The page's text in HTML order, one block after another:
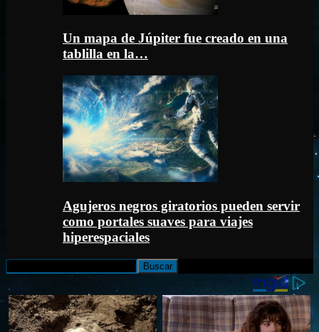
Un mapa de Júpiter fue creado en una
tablilla en la…
Agujeros negros giratorios pueden servir
como portales suaves para viajes
hiperespaciales